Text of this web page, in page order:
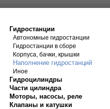
Гидростанции
Автономные гидростанции
Гидростанции в сборе
Корпуса, бачки, крышки
Наполнение гидростанций
Иное
Гидроцилиндры
Части цилиндра
Моторы, насосы, реле
Клапаны и катушки